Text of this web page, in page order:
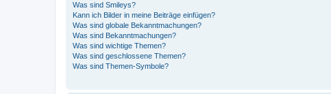
Was sind Smileys?
Kann ich Bilder in meine Beiträge einfügen?
Was sind globale Bekanntmachungen?
Was sind Bekanntmachungen?
Was sind wichtige Themen?
Was sind geschlossene Themen?
Was sind Themen-Symbole?